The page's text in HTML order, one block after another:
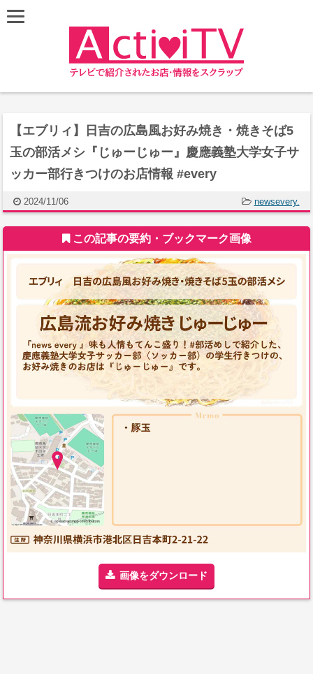
【エブリィ】日吉の広島風お好み焼き・焼きそば5
玉の部活メシ『じゅーじゅー』慶應義塾大学女子サ
ッカー部行きつけのお店情報 #every
2024/11/06 newsevery.
この記事の要約・ブックマーク画像
画像をダウンロード